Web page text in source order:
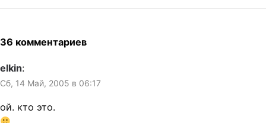
36 комментариев
elkin:
Сб, 14 Май, 2005 в 06:17
ой. кто это.